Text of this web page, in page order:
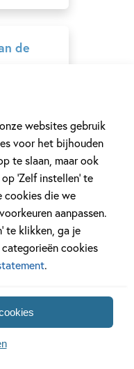
websites gebruik
voor het bijhouden
te slaan, maar ook
‘Zelf instellen’ te
cookies die we
aanpassen.
te klikken, ga je
cookies
.
de
laude haar